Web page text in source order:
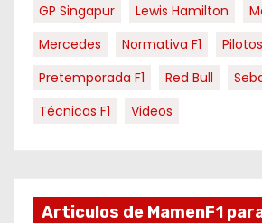
GP Singapur
Lewis Hamilton
Mercedes
Normativa F1
Pilotos
Pretemporada F1
Red Bull
Técnicas F1
Videos
Articulos de MamenF1